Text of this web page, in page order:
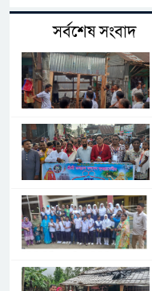
সর্বশেষ সংবাদ